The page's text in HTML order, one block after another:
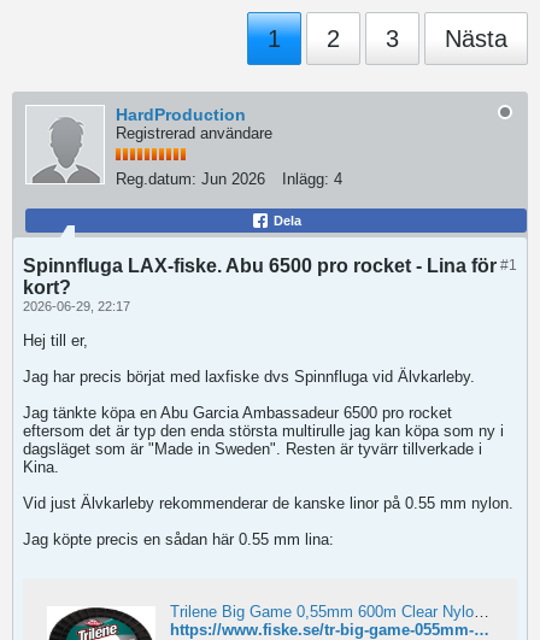
1 2 3 Nästa
HardProduction
Registrerad användare
Reg.datum: Jun 2026 Inlägg: 4
Dela
#1
Spinnfluga LAX-fiske. Abu 6500 pro rocket - Lina för
kort?
2026-06-29, 22:17
Hej till er,
Jag har precis börjat med laxfiske dvs Spinnfluga vid Älvkarleby.
Jag tänkte köpa en Abu Garcia Ambassadeur 6500 pro rocket
eftersom det är typ den enda största multirulle jag kan köpa som ny i
dagsläget som är "Made in Sweden". Resten är tyvärr tillverkade i
Kina.
Vid just Älvkarleby rekommenderar de kanske linor på 0.55 mm nylon.
Jag köpte precis en sådan här 0.55 mm lina:
Trilene Big Game 0,55mm 600m Clear Nylonlina
https://www.fiske.se/tr-big-game-055mm-600m-clear-1